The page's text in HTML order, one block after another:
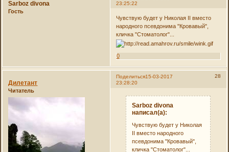
23:25:22
Sarboz divona
Гость
Чувствую будет у Николая II вместо
народного псевдонима "Кровавый",
кличка "Стоматолог"...
0
Поделиться 28
15-03-2017
23:28:20
Дилетант
Читатель
Sarboz divona
написал(а):
Чувствую будет у Николая
II вместо народного
псевдонима "Кровавый",
кличка "Стоматолог"...